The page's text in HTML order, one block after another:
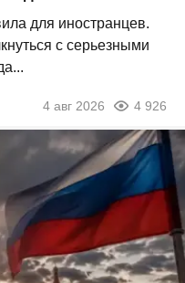
для иностранцев.
с серьезными
4 авг 2026 4 926